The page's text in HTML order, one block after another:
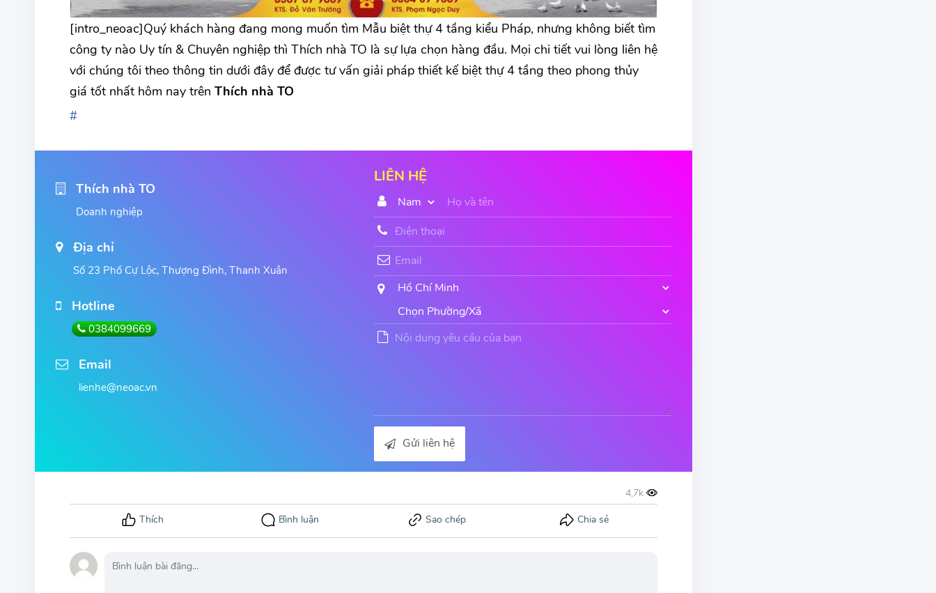
[intro_neoac]Quý khách hàng đang mong muốn tìm Mẫu biệt thự 4 tầng kiểu Pháp, nhưng không biết tìm
công ty nào Uy tín & Chuyên nghiệp thì Thích nhà TO là sự lựa chọn hàng đầu. Mọi chi tiết vui lòng liên hệ
với chúng tôi theo thông tin dưới đây để được tư vấn giải pháp thiết kế biệt thự 4 tầng theo phong thủy
giá tốt nhất hôm nay trên Thích nhà TO
Thích nhà TO
Doanh nghiệp
Địa chỉ
Số 23 Phố Cự Lộc, Thượng Đình, Thanh Xuân
Hotline
0384099669
Email
lienhe@neoac.vn
LIÊN HỆ
Gửi liên hệ